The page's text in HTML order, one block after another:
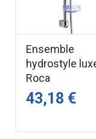
Sa finition
salles de bain,
Ensemble
Ensemble
hydrostyle
Roca
43,18 €